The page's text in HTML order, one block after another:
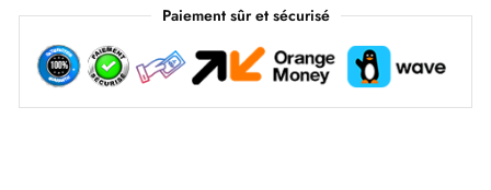
Paiement sûr et sécurisé